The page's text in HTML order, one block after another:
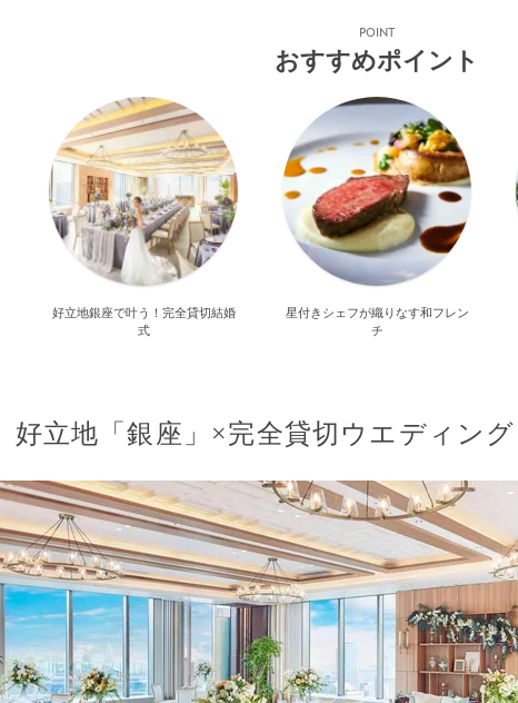
POINT
おすすめポイント
好立地銀座で叶う！完全貸切結婚
式
星付きシェフが織りなす和フレン
チ
好立地「銀座」×完全貸切ウエディング